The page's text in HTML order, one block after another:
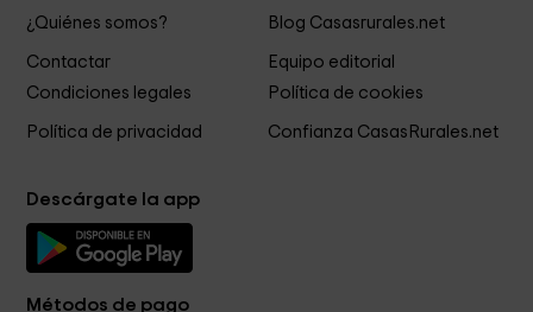
¿Quiénes somos? Blog Casasrurales.net
Contactar
Equipo editorial
Condiciones legales
Política de cookies
Política de privacidad Confianza CasasRurales.net
Descárgate la app
Métodos de pago